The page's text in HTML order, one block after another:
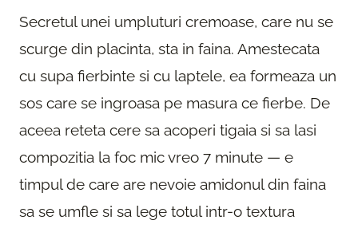
Secretul unei umpluturi cremoase, care nu se
scurge din placinta, sta in faina. Amestecata
cu supa fierbinte si cu laptele, ea formeaza un
sos care se ingroasa pe masura ce fierbe. De
aceea reteta cere sa acoperi tigaia si sa lasi
compozitia la foc mic vreo 7 minute — e
timpul de care are nevoie amidonul din faina
sa se umfle si sa lege totul intr-o textura